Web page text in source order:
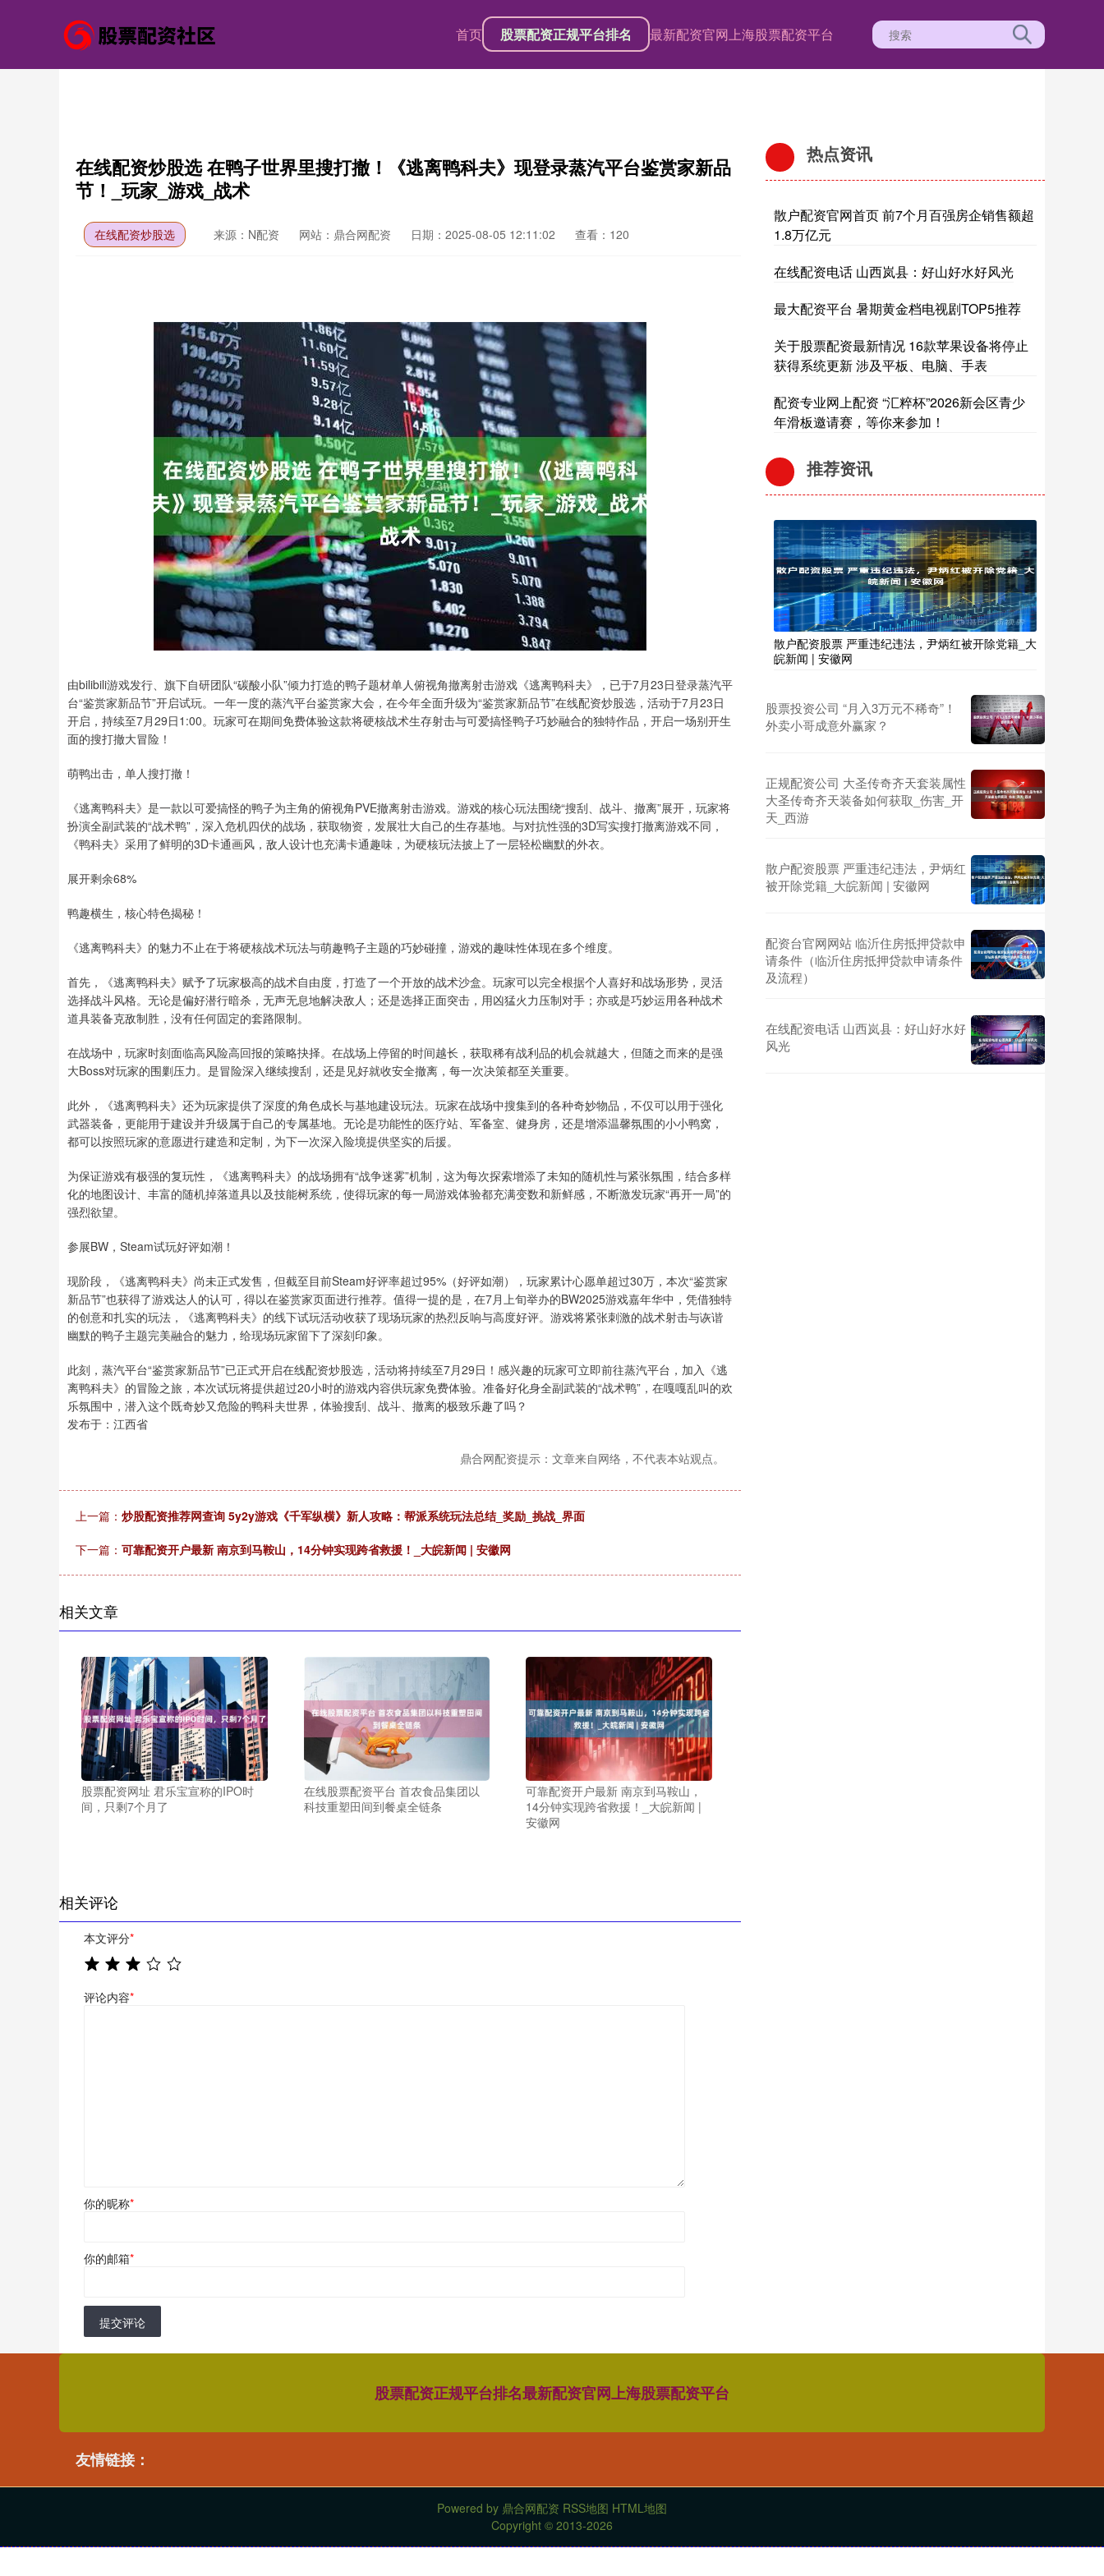
首页 股票配资正规平台排名 最新配资官网上海股票配资平台
在线配资炒股选 在鸭子世界里搜打撤！《逃离鸭科夫》现登录蒸汽平台鉴赏家新品
节！_玩家_游戏_战术
在线配资炒股选 来源：N配资 网站：鼎合网配资 日期：2025-08-05 12:11:02 查看：120
由bilibili游戏发行、旗下自研团队“碳酸小队”倾力打造的鸭子题材单人俯视角撤离射击游戏《逃离鸭科夫》，已于7月23日登录蒸汽平
台“鉴赏家新品节”开启试玩。一年一度的蒸汽平台鉴赏家大会，在今年全面升级为“鉴赏家新品节”在线配资炒股选，活动于7月23日
开启，持续至7月29日1:00。玩家可在期间免费体验这款将硬核战术生存射击与可爱搞怪鸭子巧妙融合的独特作品，开启一场别开生
面的搜打撤大冒险！
萌鸭出击，单人搜打撤！
《逃离鸭科夫》是一款以可爱搞怪的鸭子为主角的俯视角PVE撤离射击游戏。游戏的核心玩法围绕“搜刮、战斗、撤离”展开，玩家将
扮演全副武装的“战术鸭”，深入危机四伏的战场，获取物资，发展壮大自己的生存基地。与对抗性强的3D写实搜打撤离游戏不同，
《鸭科夫》采用了鲜明的3D卡通画风，敌人设计也充满卡通趣味，为硬核玩法披上了一层轻松幽默的外衣。
展开剩余68%
鸭趣横生，核心特色揭秘！
《逃离鸭科夫》的魅力不止在于将硬核战术玩法与萌趣鸭子主题的巧妙碰撞，游戏的趣味性体现在多个维度。
首先，《逃离鸭科夫》赋予了玩家极高的战术自由度，打造了一个开放的战术沙盒。玩家可以完全根据个人喜好和战场形势，灵活
选择战斗风格。无论是偏好潜行暗杀，无声无息地解决敌人；还是选择正面突击，用凶猛火力压制对手；亦或是巧妙运用各种战术
道具装备克敌制胜，没有任何固定的套路限制。
在战场中，玩家时刻面临高风险高回报的策略抉择。在战场上停留的时间越长，获取稀有战利品的机会就越大，但随之而来的是强
大Boss对玩家的围剿压力。是冒险深入继续搜刮，还是见好就收安全撤离，每一次决策都至关重要。
此外，《逃离鸭科夫》还为玩家提供了深度的角色成长与基地建设玩法。玩家在战场中搜集到的各种奇妙物品，不仅可以用于强化
武器装备，更能用于建设并升级属于自己的专属基地。无论是功能性的医疗站、军备室、健身房，还是增添温馨氛围的小小鸭窝，
都可以按照玩家的意愿进行建造和定制，为下一次深入险境提供坚实的后援。
为保证游戏有极强的复玩性，《逃离鸭科夫》的战场拥有“战争迷雾”机制，这为每次探索增添了未知的随机性与紧张氛围，结合多样
化的地图设计、丰富的随机掉落道具以及技能树系统，使得玩家的每一局游戏体验都充满变数和新鲜感，不断激发玩家“再开一局”的
强烈欲望。
参展BW，Steam试玩好评如潮！
现阶段，《逃离鸭科夫》尚未正式发售，但截至目前Steam好评率超过95%（好评如潮），玩家累计心愿单超过30万，本次“鉴赏家
新品节”也获得了游戏达人的认可，得以在鉴赏家页面进行推荐。值得一提的是，在7月上旬举办的BW2025游戏嘉年华中，凭借独特
的创意和扎实的玩法，《逃离鸭科夫》的线下试玩活动收获了现场玩家的热烈反响与高度好评。游戏将紧张刺激的战术射击与诙谐
幽默的鸭子主题完美融合的魅力，给现场玩家留下了深刻印象。
此刻，蒸汽平台“鉴赏家新品节”已正式开启在线配资炒股选，活动将持续至7月29日！感兴趣的玩家可立即前往蒸汽平台，加入《逃
离鸭科夫》的冒险之旅，本次试玩将提供超过20小时的游戏内容供玩家免费体验。准备好化身全副武装的“战术鸭”，在嘎嘎乱叫的欢
乐氛围中，潜入这个既奇妙又危险的鸭科夫世界，体验搜刮、战斗、撤离的极致乐趣了吗？
发布于：江西省
鼎合网配资提示：文章来自网络，不代表本站观点。
上一篇： 炒股配资推荐网查询 5y2y游戏《千军纵横》新人攻略：帮派系统玩法总结_奖励_挑战_界面
下一篇： 可靠配资开户最新 南京到马鞍山，14分钟实现跨省救援！_大皖新闻 | 安徽网
相关文章
股票配资网址 君乐宝宣称的IPO时
间，只剩7个月了
在线股票配资平台 首农食品集团以
科技重塑田间到餐桌全链条
可靠配资开户最新 南京到马鞍山，
14分钟实现跨省救援！_大皖新闻 |
安徽网
相关评论
本文评分*
评论内容*
你的昵称*
你的邮箱*
提交评论
热点资讯
散户配资官网首页 前7个月百强房企销售额超
1.8万亿元
在线配资电话 山西岚县：好山好水好风光
最大配资平台 暑期黄金档电视剧TOP5推荐
关于股票配资最新情况 16款苹果设备将停止
获得系统更新 涉及平板、电脑、手表
配资专业网上配资 “汇粹杯”2026新会区青少
年滑板邀请赛，等你来参加！
推荐资讯
散户配资股票 严重违纪违法，尹炳红被开除党籍_大
皖新闻 | 安徽网
股票投资公司 “月入3万元不稀奇”！
外卖小哥成意外赢家？
正规配资公司 大圣传奇齐天套装属性
大圣传奇齐天装备如何获取_伤害_开
天_西游
散户配资股票 严重违纪违法，尹炳红
被开除党籍_大皖新闻 | 安徽网
配资台官网网站 临沂住房抵押贷款申
请条件（临沂住房抵押贷款申请条件
及流程）
在线配资电话 山西岚县：好山好水好
风光
股票配资正规平台排名最新配资官网上海股票配资平台
友情链接：
Powered by 鼎合网配资 RSS地图 HTML地图
Copyright © 2013-2026